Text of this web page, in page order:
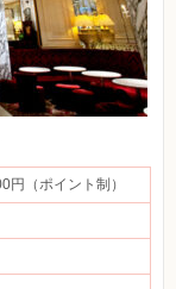
円（ポイント制）